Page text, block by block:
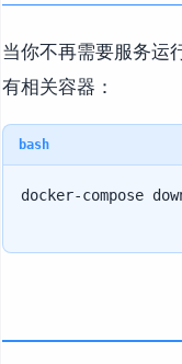
当你不再需要服务运
有相关容器：
bash